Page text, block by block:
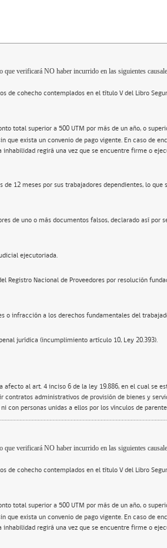
que verificará NO haber incurrido en las siguientes
de cohecho contemplados en el título V del Libro
total superior a 500 UTM por más de un año, o
que exista un convenio de pago vigente. En caso de
regirá una vez que se encuentre firme o
de 12 meses por sus trabajadores dependientes, lo que
de uno o más documentos falsos, declarado así por
ejecutoriada.
Registro Nacional de Proveedores por resolución
o infracción a los derechos fundamentales del
jurídica (incumplimiento artículo 10, Ley 20.393).
al art. 4 inciso 6 de la ley 19.886, en el cual se
contratos administrativos de provisión de bienes y
con personas unidas a ellos por los vínculos de
que verificará NO haber incurrido en las siguientes
de cohecho contemplados en el título V del Libro
total superior a 500 UTM por más de un año, o
que exista un convenio de pago vigente. En caso de
regirá una vez que se encuentre firme o